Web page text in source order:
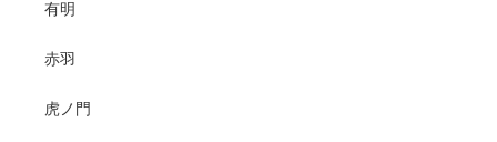
有明
赤羽
虎ノ門